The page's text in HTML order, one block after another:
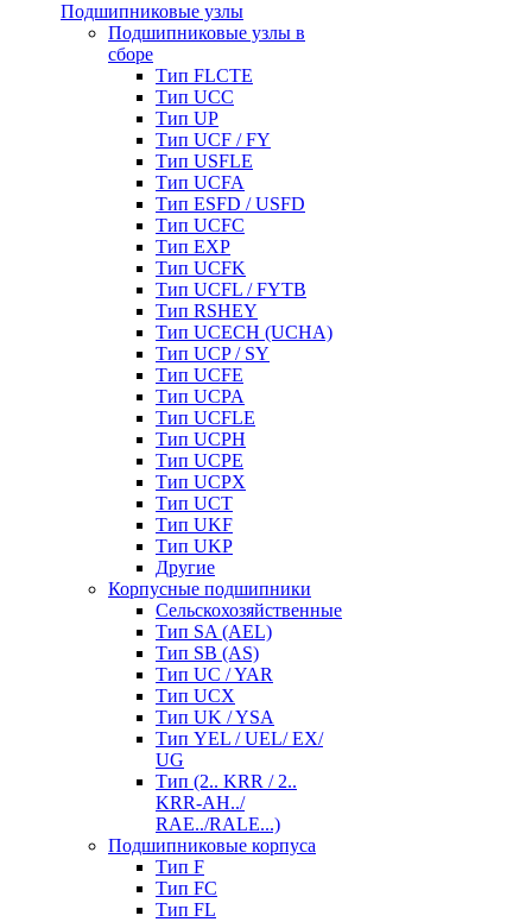
Подшипниковые узлы
Подшипниковые узлы в
сборе
Тип FLCTE
Тип UCC
Тип UP
Тип UCF / FY
Тип USFLE
Тип UCFA
Тип ESFD / USFD
Тип UCFC
Тип EXP
Тип UCFK
Тип UCFL / FYTB
Тип RSHEY
Тип UCECH (UCHA)
Тип UCP / SY
Тип UCFE
Тип UCPA
Тип UCFLE
Тип UCPH
Тип UCPE
Тип UCPX
Тип UCT
Тип UKF
Тип UKP
Другие
Корпусные подшипники
Сельскохозяйственные
Тип SA (AEL)
Тип SB (AS)
Тип UC / YAR
Тип UCX
Тип UK / YSA
Тип YEL / UEL/ EX/
UG
Тип (2.. KRR / 2..
KRR-AH../
RAE../RALE...)
Подшипниковые корпуса
Тип F
Тип FC
Тип FL